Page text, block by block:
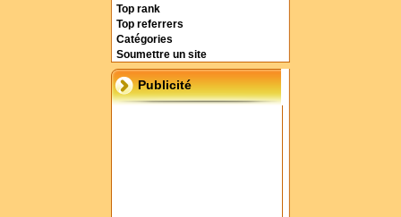
Top rank
Top referrers
Catégories
Soumettre un site
Publicité